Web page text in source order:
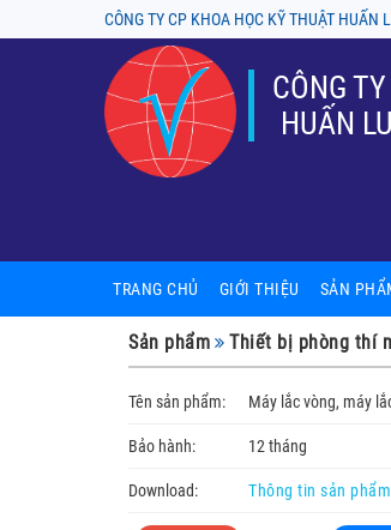
CÔNG TY CP KHOA HỌC KỸ THUẬT HUẤN
CÔNG
HUẤN
TRANG CHỦ GIỚI THIỆU SẢN
Sản
Sản phẩm Thiết bị phòng thí
Tên sản phẩm: Máy lắc vòng, máy
Bảo hành: 12 tháng
Download: Thông tin sản phẩm